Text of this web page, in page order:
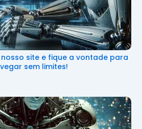
site e fique a vontade para
sem limites!